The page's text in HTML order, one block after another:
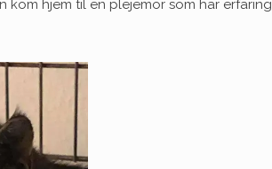
kom hjem til en plejemor som har